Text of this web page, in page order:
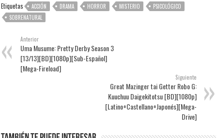
Etiquetas ACCIÓN DRAMA HORROR MISTERIO
PSICOLÓGICO
SOBRENATURAL
Anterior
Uma Musume: Pretty Derby Season 3
[13/13][BD][1080p][Sub-Español]
[Mega-Fireload]
Siguiente
Great Mazinger tai Getter Robo G:
Kuuchuu Daigekitotsu [BD][1080p]
[Latino+Castellano+Japonés][Mega-
Drive]